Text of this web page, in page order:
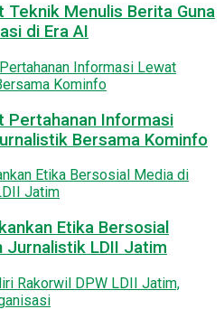
Teknik Menulis Berita Guna
di Era AI
Pertahanan Informasi
Bersama Kominfo
Etika Bersosial
Jurnalistik LDII Jatim